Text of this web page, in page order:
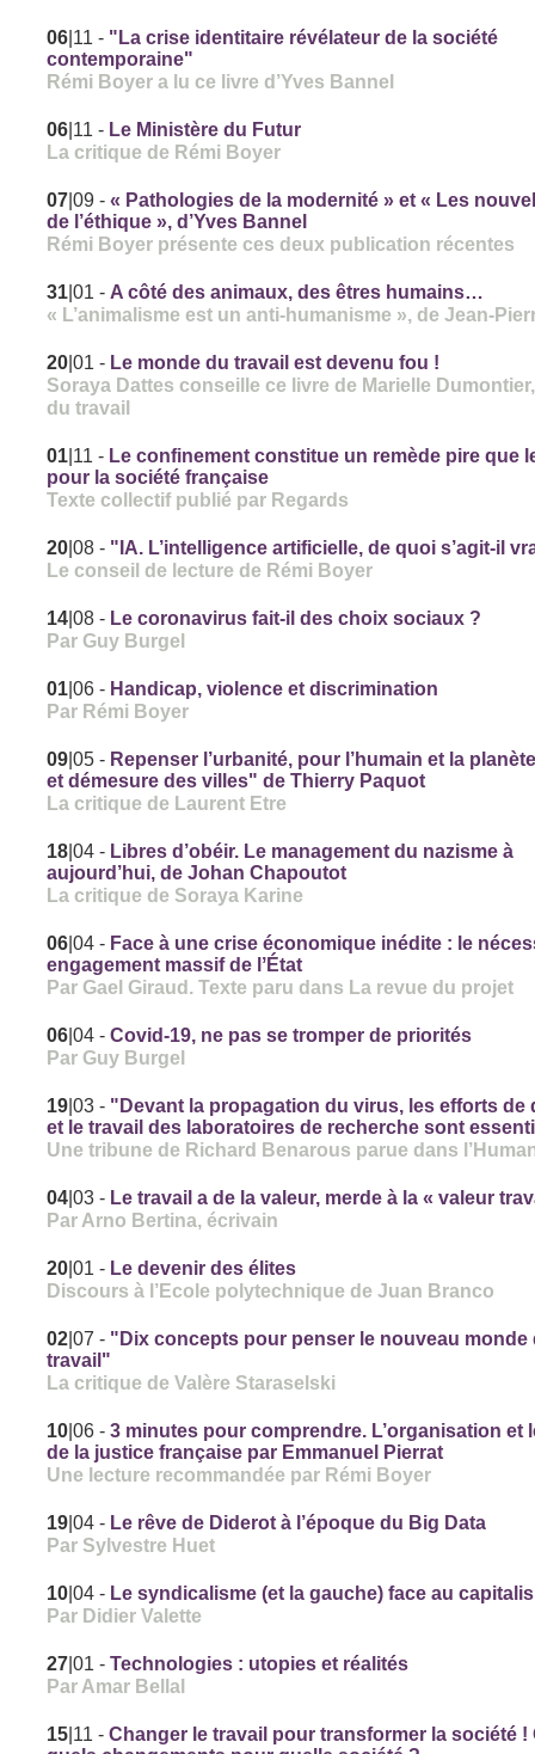
06|11 - "La crise identitaire révélateur de la société
contemporaine"
Rémi Boyer a lu ce livre d’Yves Bannel
06|11 - Le Ministère du Futur
La critique de Rémi Boyer
07|09 -« Pathologies de la modernité » et « Les
de l’éthique », d’Yves Bannel
Rémi Boyer présente ces deux publication récentes
31|01 - A côté des animaux, des êtres humains…
« L’animalisme est un anti-humanisme », de Jean-
20|01 - Le monde du travail est devenu fou !
Soraya Dattes conseille ce livre de Marielle
du travail
01|11 - Le confinement constitue un remède pire que
pour la société française
Texte collectif publié par Regards
20|08 - "IA. L’intelligence artificielle, de quoi s’agit-il
Le conseil de lecture de Rémi Boyer
14|08 - Le coronavirus fait-il des choix sociaux ?
Par Guy Burgel
01|06 - Handicap, violence et discrimination
Par Rémi Boyer
09|05 - Repenser l’urbanité, pour l’humain et la
et démesure des villes" de Thierry Paquot
La critique de Laurent Etre
18|04 - Libres d’obéir. Le management du nazisme à
aujourd’hui, de Johan Chapoutot
La critique de Soraya Karine
06|04 - Face à une crise économique inédite : le
engagement massif de lʼÉtat
Par Gael Giraud. Texte paru dans La revue du projet
06|04 -Covid-19, ne pas se tromper de priorités
Par Guy Burgel
19|03 - "Devant la propagation du virus, les efforts de
et le travail des laboratoires de recherche sont
Une tribune de Richard Benarous parue dans
04|03 - Le travail a de la valeur, merde à la « valeur
Par Arno Bertina, écrivain
20|01 - Le devenir des élites
Discours à l’Ecole polytechnique de Juan Branco
02|07 - "Dix concepts pour penser le nouveau monde
travail"
La critique de Valère Staraselski
10|06 -3 minutes pour comprendre. L’organisation et
de la justice française par Emmanuel Pierrat
Une lecture recommandée par Rémi Boyer
19|04 - Le rêve de Diderot à l’époque du Big Data
Par Sylvestre Huet
10|04 - Le syndicalisme (et la gauche) face au
Par Didier Valette
27|01 -Technologies : utopies et réalités
Par Amar Bellal
15|11 -Changer le travail pour transformer la société !